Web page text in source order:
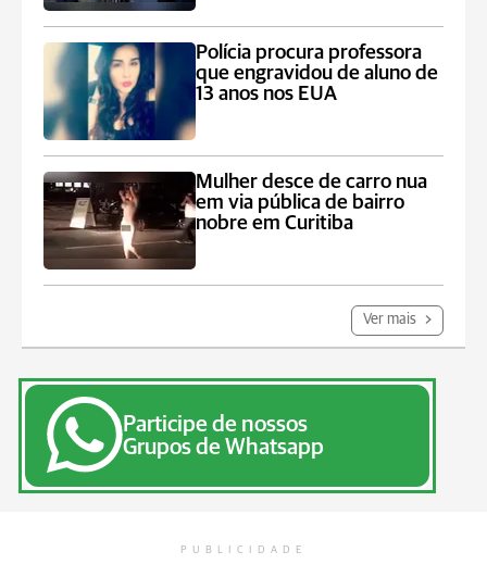
Polícia procura professora
que engravidou de aluno de
13 anos nos EUA
Mulher desce de carro nua
em via pública de bairro
nobre em Curitiba
Ver mais
Participe de nossos
Grupos de Whatsapp
PUBLICIDADE